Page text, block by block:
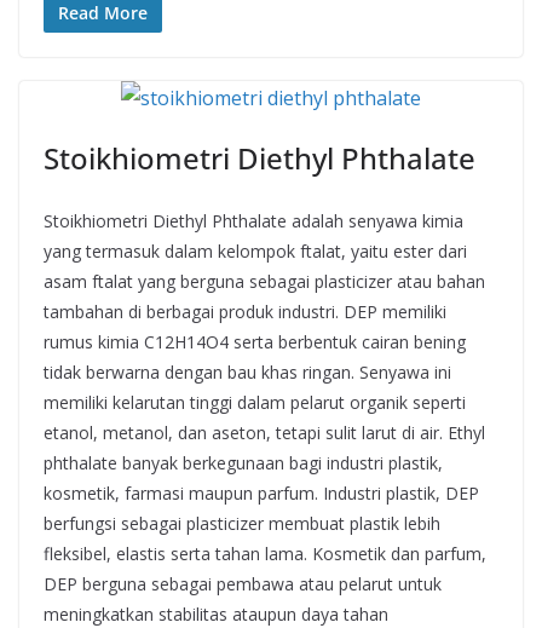
Read More
Stoikhiometri Diethyl Phthalate
Stoikhiometri Diethyl Phthalate adalah senyawa kimia
yang termasuk dalam kelompok ftalat, yaitu ester dari
asam ftalat yang berguna sebagai plasticizer atau bahan
tambahan di berbagai produk industri. DEP memiliki
rumus kimia C12H14O4 serta berbentuk cairan bening
tidak berwarna dengan bau khas ringan. Senyawa ini
memiliki kelarutan tinggi dalam pelarut organik seperti
etanol, metanol, dan aseton, tetapi sulit larut di air. Ethyl
phthalate banyak berkegunaan bagi industri plastik,
kosmetik, farmasi maupun parfum. Industri plastik, DEP
berfungsi sebagai plasticizer membuat plastik lebih
fleksibel, elastis serta tahan lama. Kosmetik dan parfum,
DEP berguna sebagai pembawa atau pelarut untuk
meningkatkan stabilitas ataupun daya tahan